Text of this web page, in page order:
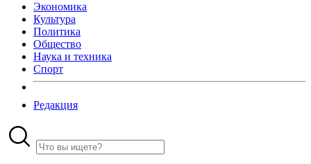
Экономика
Культура
Политика
Общество
Наука и техника
Спорт
Редакция